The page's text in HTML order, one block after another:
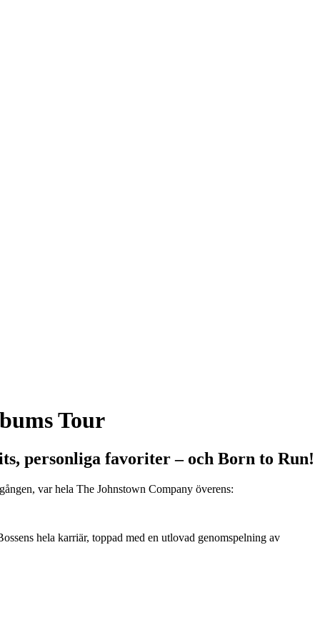
Tour
personliga favoriter – och Born to Run!
var hela The Johnstown Company överens:
hela karriär, toppad med en utlovad genomspelning av